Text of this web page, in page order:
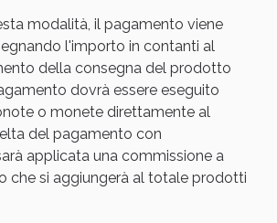
modalità, il pagamento viene
l'importo in contanti al
della consegna del prodotto
dovrà essere eseguito
o monete direttamente al
del pagamento con
applicata una commissione a
che si aggiungerà al totale prodotti